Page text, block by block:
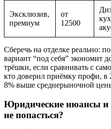
Эксклюзив,
премиум
от
12500
Сберечь на отделке реально:
вариант “под себя” экономит
трёшки, если сравнивать с
кто доверил приёмку профи, в
8% выше среднерыночной
Юридические нюансы
не попасться?